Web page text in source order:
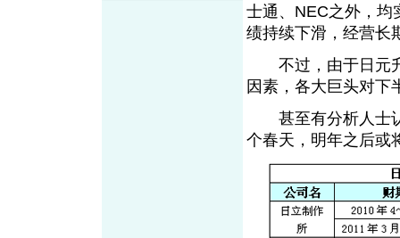
士通、NEC之外，均
绩持续下滑，经营长
不过，由于日元升
因素，各大巨头对下
甚至有分析人士认
个春天，明年之后或